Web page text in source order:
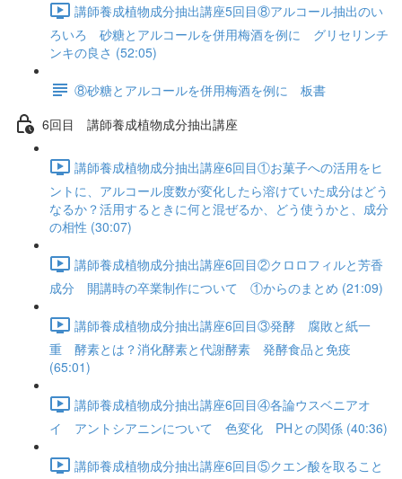
講師養成植物成分抽出講座5回目⑧アルコール抽出のい
ろいろ 砂糖とアルコールを併用梅酒を例に グリセリンチ
ンキの良さ (52:05)
⑧砂糖とアルコールを併用梅酒を例に 板書
6回目 講師養成植物成分抽出講座
講師養成植物成分抽出講座6回目①お菓子への活用をヒ
ントに、アルコール度数が変化したら溶けていた成分はどう
なるか？活用するときに何と混ぜるか、どう使うかと、成分
の相性 (30:07)
講師養成植物成分抽出講座6回目②クロロフィルと芳香
成分 開講時の卒業制作について ①からのまとめ (21:09)
講師養成植物成分抽出講座6回目③発酵 腐敗と紙一
重 酵素とは？消化酵素と代謝酵素 発酵食品と免疫
(65:01)
講師養成植物成分抽出講座6回目④各論ウスベニアオ
イ アントシアニンについて 色変化 PHとの関係 (40:36)
講師養成植物成分抽出講座6回目⑤クエン酸を取ること